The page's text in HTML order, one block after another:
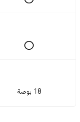
18 بوصة